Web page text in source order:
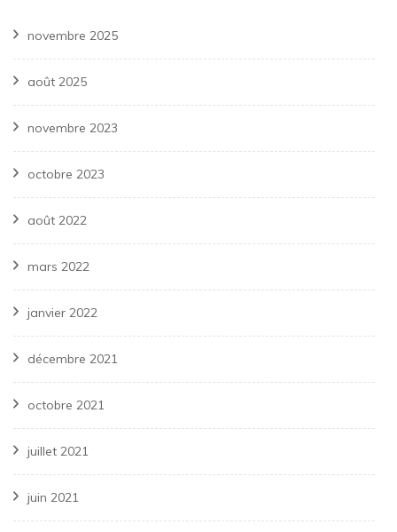
novembre 2025
août 2025
novembre 2023
octobre 2023
août 2022
mars 2022
janvier 2022
décembre 2021
octobre 2021
juillet 2021
juin 2021